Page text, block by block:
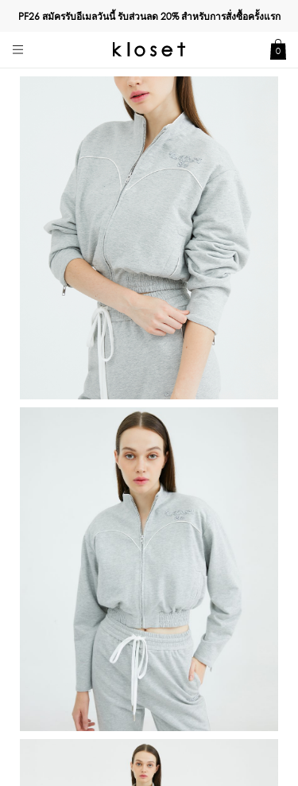
PF26 สมัครรับอีเมลวันนี้ รับส่วนลด20%สำหรับการสั่งซื้อครั้งแรก
0